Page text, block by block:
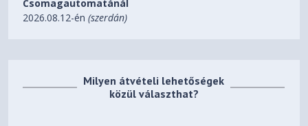
gyors töltéshez
max.bem. teljesítmény
18 W
Csomagautomatánál
2026.08.12-én(szerdán)
Milyen átvételi lehetőségek
közül választhat?